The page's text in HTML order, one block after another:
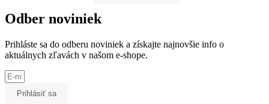
Odber noviniek
Prihláste sa do odberu noviniek a získajte najnovšie info o
aktuálnych zľavách v našom e-shope.
Prihlásiť sa